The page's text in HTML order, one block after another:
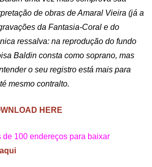
de obras de Amaral Vieira (já a
da Fantasia-Coral e do
ressalva: na reprodução do fundo
Baldin consta como soprano, mas
o seu registro está mais para
mesmo contralto.
HERE
de 100 endereços para baixar